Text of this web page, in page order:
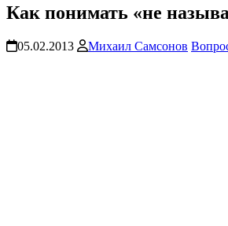
Как понимать «не
05.02.2013 Михаил Самсонов